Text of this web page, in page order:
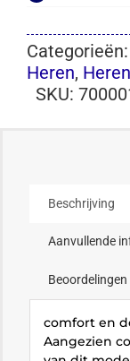
Categorieën:
Heren,
SKU:
Beschrijving
Aanvullende
Beoordelingen
comfort en
Aangezien